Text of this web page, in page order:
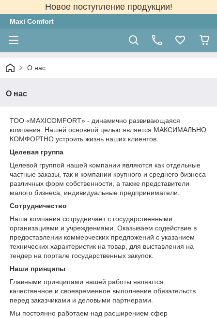
Новое поступление продукции!
Maxi Comfort
О нас
О нас
ТОО «MAXICOMFORT» - динамично развивающаяся
компания. Нашей основной целью является МАКСИМАЛЬНО
КОМФОРТНО устроить жизнь наших клиентов.
Целевая группа
Целевой группой нашей компании являются как отдельные
частные заказы, так и компании крупного и среднего бизнеса
различных форм собственности, а также представители
малого бизнеса, индивидуальные предприниматели.
Сотрудничество
Наша компания сотрудничает с государственными
организациями и учреждениями. Оказываем содействие в
предоставлении коммерческих предложений с указанием
технических характеристик на товар, для выставления на
тендер на портале государственных закупок.
Наши принципы
Главными принципами нашей работы являются
качественное и своевременное выполнение обязательств
перед заказчиками и деловыми партнерами.
Мы постоянно работаем над расширением сфер